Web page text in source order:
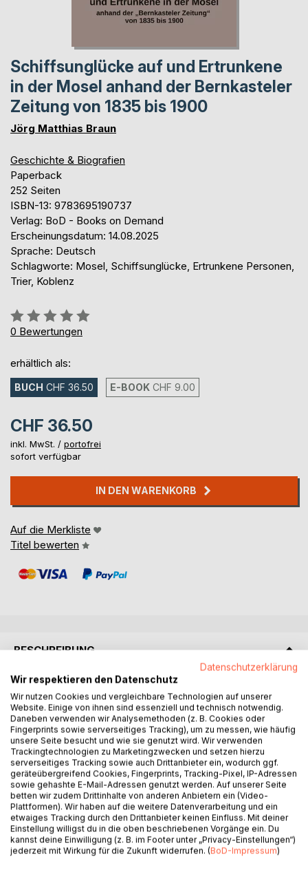
Schiffsunglücke auf und Ertrunkene
in der Mosel anhand der Bernkasteler
Zeitung von 1835 bis 1900
Jörg Matthias Braun
Geschichte & Biografien
Paperback
252 Seiten
ISBN-13: 9783695190737
Verlag: BoD - Books on Demand
Erscheinungsdatum: 14.08.2025
Sprache: Deutsch
Schlagworte: Mosel, Schiffsunglücke, Ertrunkene Personen,
Trier, Koblenz
Bewertung::
0%
0 Bewertungen
erhältlich als:
BUCH CHF 36.50 E-BOOK CHF 9.00
CHF 36.50
inkl. MwSt. / portofrei
sofort verfügbar
IN DEN WARENKORB
Auf die Merkliste
Titel bewerten
BESCHREIBUNG
Die Mosel war und ist für die an ihr lebenden Menschen die
Lebensader und diente seit jeher als Verkehrs- und
Transportweg. Allerdings war die Mosel in früheren Zeiten
nicht so schiffbar wie heute. Es gab keine Staustufen, die
Fahrrinne war nicht ausgebaggert und überall lauerten
Untiefen mit tückischen Strömungen. Diese waren nicht nur
für die Schifffahrt sondern vor allem für Menschen extrem
gefährlich.
Das hier vorliegende Buch berichtet über die
Schiffsunglücke sowie die ertrunkenen Personen in der
Mosel zwischen Trier und Koblenz, über die in der
"Bernkasteler Zeitung" zwischen 1835 und 1900 berichtet
Datenschutzerklärung
Wir respektieren den Datenschutz
Wir nutzen Cookies und vergleichbare Technologien auf unserer
Website. Einige von ihnen sind essenziell und technisch notwendig.
Daneben verwenden wir Analysemethoden (z. B. Cookies oder
Fingerprints sowie serverseitiges Tracking), um zu messen, wie häufig
unsere Seite besucht und wie sie genutzt wird. Wir verwenden
Trackingtechnologien zu Marketingzwecken und setzen hierzu
serverseitiges Tracking sowie auch Drittanbieter ein, wodurch ggf.
geräteübergreifend Cookies, Fingerprints, Tracking-Pixel, IP-Adressen
sowie gehashte E-Mail-Adressen genutzt werden. Auf unserer Seite
betten wir zudem Drittinhalte von anderen Anbietern ein (Video-
Plattformen). Wir haben auf die weitere Datenverarbeitung und ein
etwaiges Tracking durch den Drittanbieter keinen Einfluss. Mit deiner
Einstellung willigst du in die oben beschriebenen Vorgänge ein. Du
kannst deine Einwilligung (z. B. im Footer unter „Privacy-Einstellungen“)
jederzeit mit Wirkung für die Zukunft widerrufen. (BoD-Impressum)